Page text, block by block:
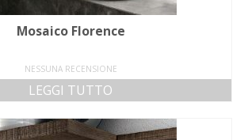
Mosaico Florence
NESSUNA RECENSIONE
LEGGI TUTTO